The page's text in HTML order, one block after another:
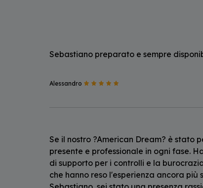
Sebastiano preparato e sempre
Alessandro
Se il nostro ?American Dream? è stato
presente e professionale in ogni fase.
di supporto per i controlli e la
che hanno reso l'esperienza ancora